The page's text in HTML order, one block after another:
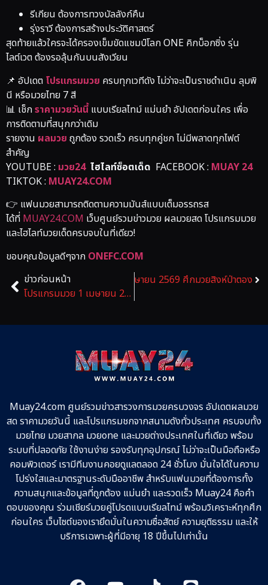
รีเกียน ต้องการทวงบัลลังก์คืน
รุ่งราวี ต้องการสร้างประวัติศาสตร์
สุดท้ายแล้วใครจะได้ครองเข็มขัดแชมป์โลก ONE คิกบ็อกซิ่ง รุ่น
ไลต์เวต ต้องรอลุ้นกันบนสังเวียน
📌 อัปเดต โปรแกรมมวย ครบทุกเวทีดัง ไม่ว่าจะเป็นราชดำเนิน ลุมพิ
นี หรือมวยไทย 7 สี
📊 เช็กราคามวยวันนี้แบบเรียลไทม์ แม่นยำ อัปเดตก่อนใคร เพื่อ
การติดตามที่สนุกกว่าเดิม
รายงาน ผลมวย ถูกต้อง รวดเร็ว ครบทุกคู่ชก ไม่มีพลาดทุกไฟต์
สำคัญ
YOUTUBE : มวย24ไฮไลท์ซ็อตเด็ด FACEBOOK : MUAY 24
TIKTOK : MUAY24.COM
👉 แฟนมวยสามารถติดตามความมันส์แบบเต็มอรรถรส
ได้ที่ MUAY24.COM เว็บศูนย์รวมข่าวมวย ผลมวยสด โปรแกรมมวย
และไฮไลท์มวยเด็ดครบจบในที่เดียว!
ขอบคุณข้อมูลดีๆจาก ONEFC.COM
ข่าวก่อนหน้า
โปรแกรมมวย 1 เมษายน 2569 ศึกมวยไทยพลังใหม่
ข่าวถัดไปโปรแกรมมวย 1 เมษายน 2569 ศึกมวยสิงห์ป่าตอง
Muay24.com ศูนย์รวมข่าวสารวงการมวยครบวงจร อัปเดตผลมวย
สด ราคามวยวันนี้ และโปรแกรมชกจากสนามดังทั่วประเทศ ครบจบทั้ง
มวยไทย มวยสากล มวยone และมวยต่างประเทศในที่เดียว พร้อม
ระบบที่ปลอดภัย ใช้งานง่าย รองรับทุกอุปกรณ์ ไม่ว่าจะเป็นมือถือหรือ
คอมพิวเตอร์ เรามีทีมงานคอยดูแลตลอด 24 ชั่วโมง มั่นใจได้ในความ
โปร่งใสและมาตรฐานระดับมืออาชีพ สำหรับแฟนมวยที่ต้องการทั้ง
ความสนุกและข้อมูลที่ถูกต้อง แม่นยำ และรวดเร็ว Muay24 คือคำ
ตอบของคุณ ร่วมเชียร์มวยคู่โปรดแบบเรียลไทม์ พร้อมวิเคราะห์ทุกศึก
ก่อนใคร เว็บไซต์ของเรายึดมั่นในความซื่อสัตย์ ความยุติธรรม และให้
บริการเฉพาะผู้ที่มีอายุ 18 ปีขึ้นไปเท่านั้น